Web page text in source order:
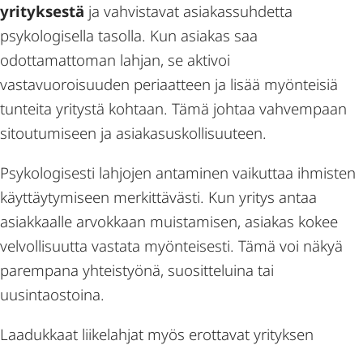
yrityksestä ja vahvistavat asiakassuhdetta
psykologisella tasolla. Kun asiakas saa
odottamattoman lahjan, se aktivoi
vastavuoroisuuden periaatteen ja lisää myönteisiä
tunteita yritystä kohtaan. Tämä johtaa vahvempaan
sitoutumiseen ja asiakasuskollisuuteen.
Psykologisesti lahjojen antaminen vaikuttaa ihmisten
käyttäytymiseen merkittävästi. Kun yritys antaa
asiakkaalle arvokkaan muistamisen, asiakas kokee
velvollisuutta vastata myönteisesti. Tämä voi näkyä
parempana yhteistyönä, suositteluina tai
uusintaostoina.
Laadukkaat liikelahjat myös erottavat yrityksen